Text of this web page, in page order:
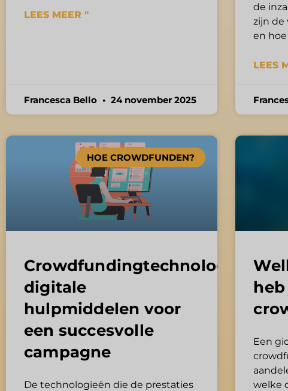
LEES MEER "
Francesca Bello 24 november 2025
de
zijn de
en hoe
LEES
HOE CROWDFUNDEN?
Crowdfundingtechnologieën:
digitale
hulpmiddelen voor
een succesvolle
campagne
De technologieën die de prestaties
Een
welke